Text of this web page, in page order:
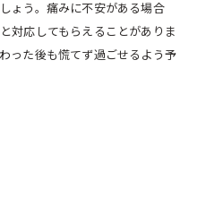
ょう。痛みに不安がある場合
対応してもらえることがありま
った後も慌てず過ごせるよう予